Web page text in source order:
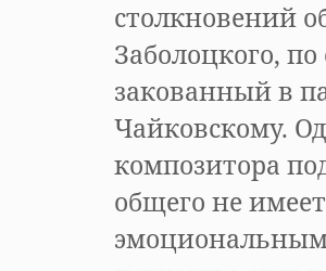
столкновений
Заболоцкого,
закованный в
Чайковскому.
композитора
общего не